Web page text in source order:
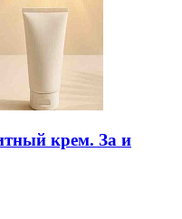
крем. За и